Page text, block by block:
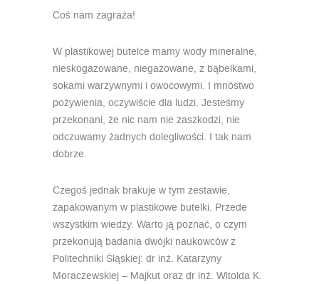
Coś nam zagraża!
W plastikowej butelce mamy wody mineralne,
nieskogazowane, niegazowane, z bąbelkami,
sokami warzywnymi i owocowymi. I mnóstwo
pożywienia, oczywiście dla ludzi. Jesteśmy
przekonani, że nic nam nie zaszkodzi, nie
odczuwamy żadnych dolegliwości. I tak nam
dobrze.
Czegoś jednak brakuje w tym zestawie,
zapakowanym w plastikowe butelki. Przede
wszystkim wiedzy. Warto ją poznać, o czym
przekonują badania dwójki naukowców z
Politechniki Śląskiej: dr inż. Katarzyny
Moraczewskiej – Majkut oraz dr inż. Witolda K.